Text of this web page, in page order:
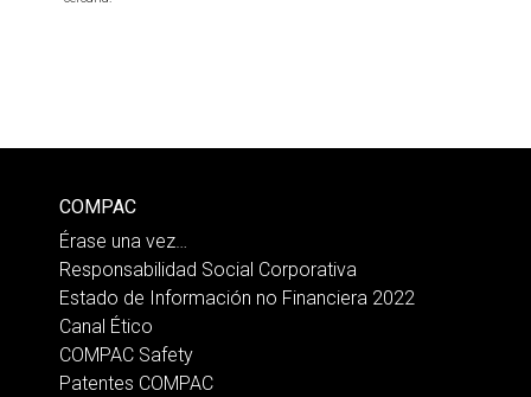
COMPAC
Érase una vez…
Responsabilidad Social Corporativa
Estado de Información no Financiera 2022
Canal Ético
COMPAC Safety
Patentes COMPAC